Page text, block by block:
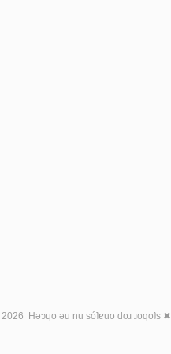
2026 Hǝɔɥo ǝu nu sóʇɐuo doɹ ɹoqoʇs ✖